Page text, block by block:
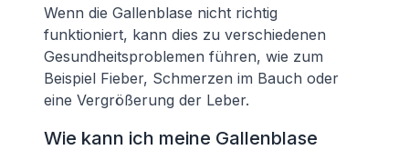
Wenn die Gallenblase nicht richtig
funktioniert, kann dies zu verschiedenen
Gesundheitsproblemen führen, wie zum
Beispiel Fieber, Schmerzen im Bauch oder
eine Vergrößerung der Leber.
Wie kann ich meine Gallenblase